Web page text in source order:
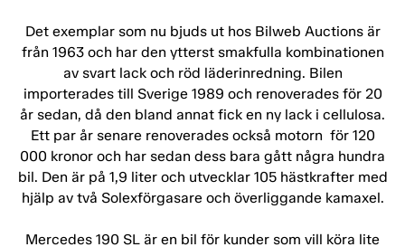
Det exemplar som nu bjuds ut hos Bilweb Auctions är
från 1963 och har den ytterst smakfulla kombinationen
av svart lack och röd läderinredning. Bilen
importerades till Sverige 1989 och renoverades för 20
år sedan, då den bland annat fick en ny lack i cellulosa.
Ett par år senare renoverades också motorn för 120
000 kronor och har sedan dess bara gått några hundra
bil. Den är på 1,9 liter och utvecklar 105 hästkrafter med
hjälp av två Solexförgasare och överliggande kamaxel.
Mercedes 190 SL är en bil för kunder som vill köra lite